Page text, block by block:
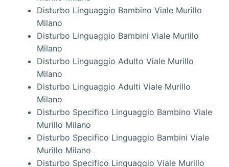
Disturbo Linguaggio Bambino Viale Murillo
Milano
Disturbo Linguaggio Bambini Viale Murillo
Milano
Disturbo Linguaggio Adulto Viale Murillo
Milano
Disturbo Linguaggio Adulti Viale Murillo
Milano
Disturbo Specifico Linguaggio Bambino Viale
Murillo Milano
Disturbo Specifico Linguaggio Bambini Viale
Murillo Milano
Disturbo Specifico Linguaggio Viale Murillo